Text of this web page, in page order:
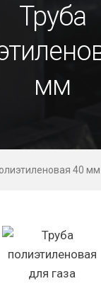
Труба
мм
40 мм